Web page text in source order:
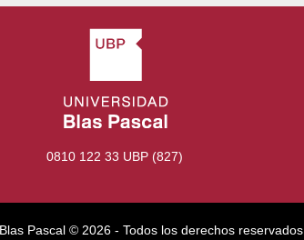
0810 122 33 UBP (827)
Pascal ©️ 2026 - Todos los derechos reservados